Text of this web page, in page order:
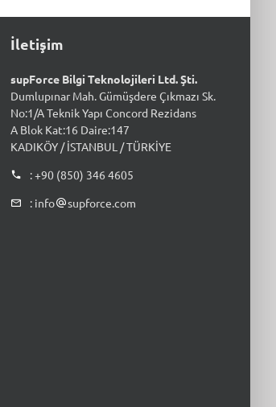
İletişim
supForce Bilgi Teknolojileri Ltd. Şti.
Dumlupınar Mah. Gümüşdere Çıkmazı Sk.
No:1/A Teknik Yapı Concord Rezidans
A Blok Kat:16 Daire:147
KADIKÖY / İSTANBUL / TÜRKİYE
: +90 (850) 346 4605
: info
supforce.com